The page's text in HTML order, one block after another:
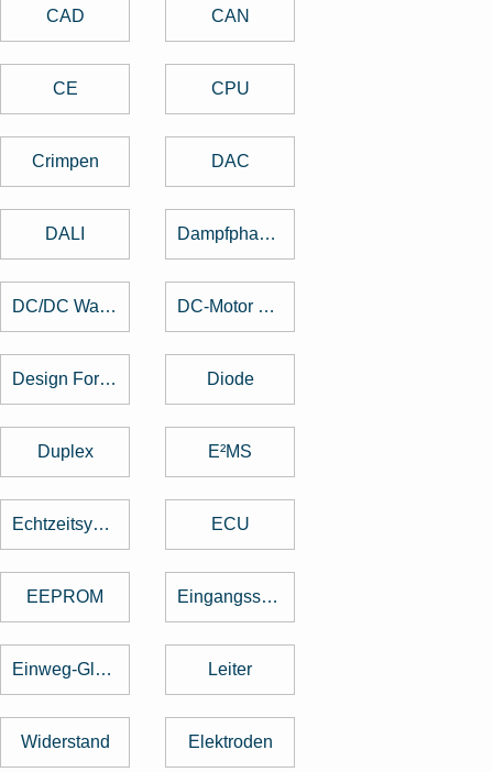
CAD CAN
CE CPU
Crimpen DAC
DALI Dampfphasenlöten
DC/DC Wandler DC-Motor brushed
Design For Manufacturing Diode
Duplex E²MS
Echtzeitsystem ECU
EEPROM Eingangsspannung
Einweg-Gleichrichter Leiter
Widerstand Elektroden